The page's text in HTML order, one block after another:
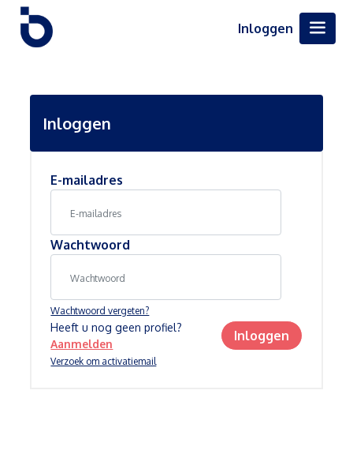
Inloggen
Inloggen
E-mailadres
Wachtwoord
Wachtwoord vergeten?
Verzoek om activatiemail
Heeft u nog geen profiel?
Aanmelden
Inloggen